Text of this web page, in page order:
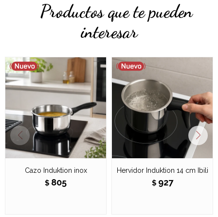
Productos que te pueden
interesar
Cazo Induktion inox
$ 805
Hervidor Induktion 14 cm Ibili
$ 927